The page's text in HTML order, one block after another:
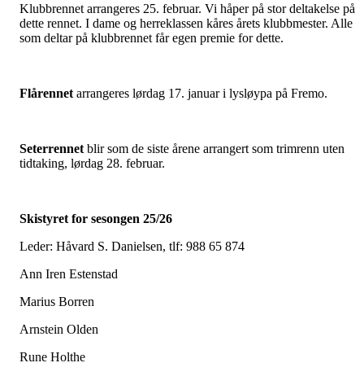
Klubbrennet arrangeres 25. februar. Vi håper på stor deltakelse på
dette rennet. I dame og herreklassen kåres årets klubbmester. Alle
som deltar på klubbrennet får egen premie for dette.
Flårennet arrangeres lørdag 17. januar i lysløypa på Fremo.
Seterrennet blir som de siste årene arrangert som trimrenn uten
tidtaking, lørdag 28. februar.
Skistyret for sesongen 25/26
Leder: Håvard S. Danielsen, tlf: 988 65 874
Ann Iren Estenstad
Marius Borren
Arnstein Olden
Rune Holthe